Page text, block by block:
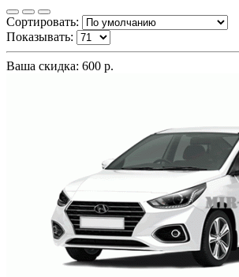
Сортировать:
Показывать:
Ваша скидка: 600 р.